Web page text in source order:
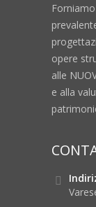
opere
alle
e alla